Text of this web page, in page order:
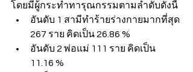
โดยมีผู้กระทำทารุณกรรมตามลำดับดังนี้
อันดับ 1 สามีทำร้ายร่างกายมากที่สุด
267 ราย คิดเป็น 26.86 %
อันดับ 2 พ่อแม่ 111 ราย คิดเป็น
11.16 %